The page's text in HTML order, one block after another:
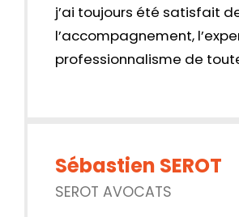
j’ai toujours été satisfait
l’accompagnement,
professionnalisme de
Sébastien SEROT
SEROT AVOCATS